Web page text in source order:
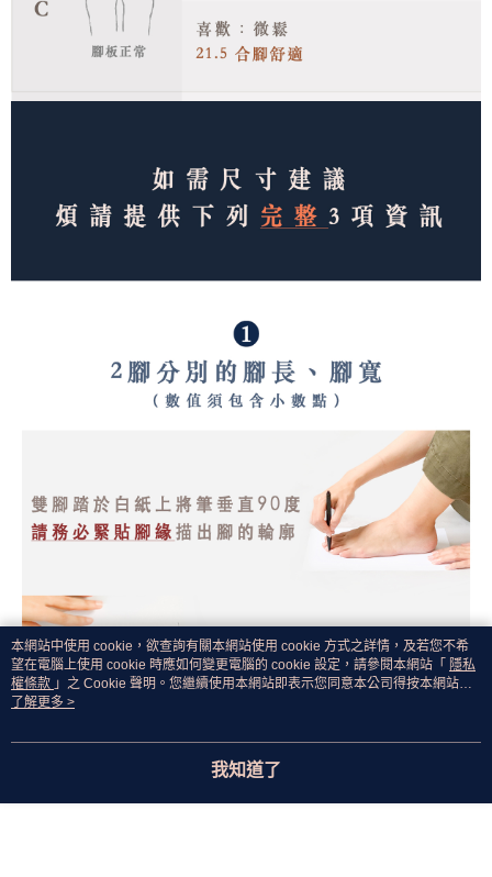
本網站中使用 cookie，欲查詢有關本網站使用 cookie 方式之詳情，及若您不希
望在電腦上使用 cookie 時應如何變更電腦的 cookie 設定，請參閱本網站「 隱私
權條款 」之 Cookie 聲明。您繼續使用本網站即表示您同意本公司得按本網站使
用條款之 Cookie 聲明使用 cookie。
了解更多 >
我知道了